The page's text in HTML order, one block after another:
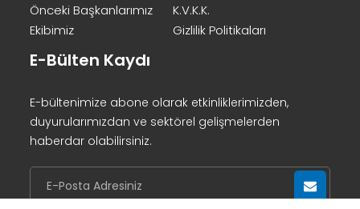
Önceki Başkanlarımız
Ekibimiz
K.V.K.K.
Gizlilik Politikaları
E-Bülten Kaydı
E-bültenimize abone olarak etkinliklerimizden,
duyurularımızdan ve sektörel gelişmelerden
haberdar olabilirsiniz.